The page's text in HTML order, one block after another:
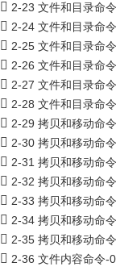
2-23 文件和目录命
2-24 文件和目录命
2-25 文件和目录命
2-26 文件和目录命
2-27 文件和目录命
2-28 文件和目录命
2-29 拷贝和移动命
2-30 拷贝和移动命
2-31 拷贝和移动命
2-32 拷贝和移动命
2-33 拷贝和移动命
2-34 拷贝和移动命
2-35 拷贝和移动命
2-36 文件内容命令-